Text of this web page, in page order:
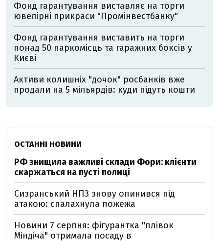
Фонд гарантування виставляє на торги
ювелірні прикраси "Промінвестбанку"
Фонд гарантування виставить на торги
понад 50 паркомісць та гаражних боксів у
Києві
Активи колишніх "дочок" росбанків вже
продали на 5 мільярдів: куди підуть кошти
ОСТАННІ НОВИНИ
РФ знищила важливі склади Фори: клієнти
скаржаться на пусті полиці
Сизранський НПЗ знову опинився під
атакою: спалахнула пожежа
Новини 7 серпня: фігурантка "плівок
Міндіча" отримала посаду в